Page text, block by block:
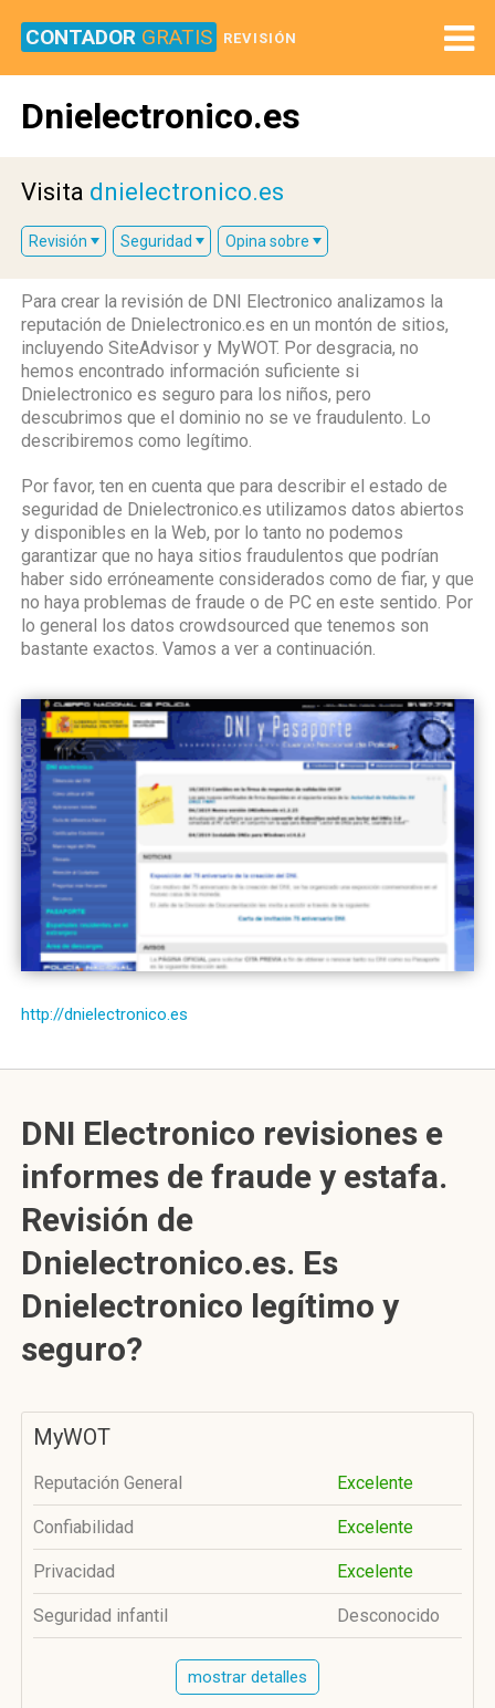
CONTADOR GRATIS REVISIÓN
Dnielectronico.es
Visita dnielectronico.es
Revisión Seguridad Opina sobre
Para crear la revisión de DNI Electronico analizamos la
reputación de Dnielectronico.es en un montón de sitios,
incluyendo SiteAdvisor y MyWOT. Por desgracia, no
hemos encontrado información suficiente si
Dnielectronico es seguro para los niños, pero
descubrimos que el dominio no se ve fraudulento. Lo
describiremos como legítimo.
Por favor, ten en cuenta que para describir el estado de
seguridad de Dnielectronico.es utilizamos datos abiertos
y disponibles en la Web, por lo tanto no podemos
garantizar que no haya sitios fraudulentos que podrían
haber sido erróneamente considerados como de fiar, y que
no haya problemas de fraude o de PC en este sentido. Por
lo general los datos crowdsourced que tenemos son
bastante exactos. Vamos a ver a continuación.
http://dnielectronico.es
DNI Electronico revisiones e
informes de fraude y estafa.
Revisión de
Dnielectronico.es. Es
Dnielectronico legítimo y
seguro?
MyWOT
Reputación General Excelente
Confiabilidad Excelente
Privacidad Excelente
Seguridad infantil Desconocido
mostrar detalles